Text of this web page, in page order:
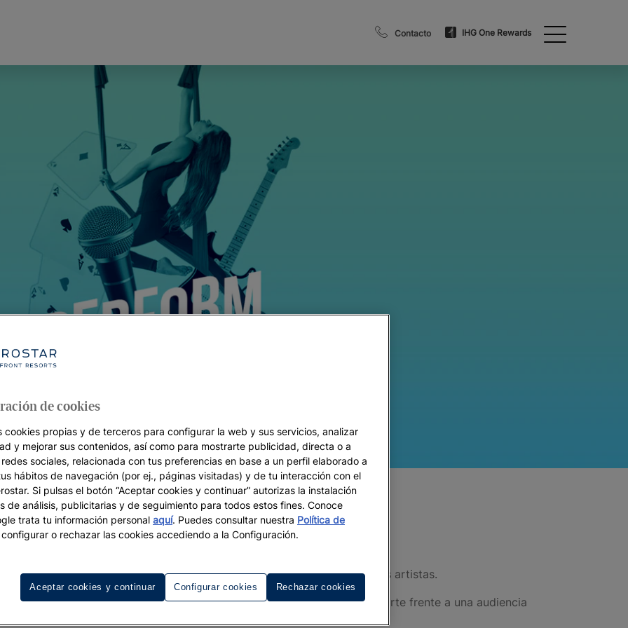
Contacto IHG One Rewards
talento
nuestros clientes experimenten detalento y creatividadde excelentes artistas.
abierto en los resorts de Iberostar, en el que podrás expresar tu arte frente a una audiencia
de cookies
cookies propias y de terceros para configurar la web y sus servicios, analizar
y mejorar sus contenidos, así como para mostrarte publicidad, directa o a
sociales, relacionada con tus preferencias en base a un perfil elaborado a
hábitos de navegación (por ej., páginas visitadas) y de tu interacción con el
Si pulsas el botón “Aceptar cookies y continuar” autorizas la instalación
de análisis, publicitarias y de seguimiento para todos estos fines. Conoce
trata tu información personal aquí. Puedes consultar nuestra Política de
o rechazar las cookies accediendo a la Configuración.
Configurar cookies Rechazar cookies
Aceptar cookies y continuar